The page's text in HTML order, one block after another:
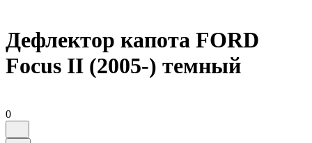
Дефлектор капота FORD
Focus II (2005-) темный
0